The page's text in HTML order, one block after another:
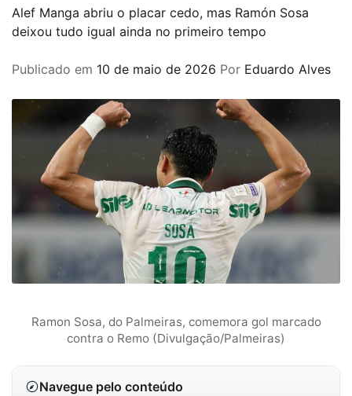
Alef Manga abriu o placar cedo, mas Ramón Sosa
deixou tudo igual ainda no primeiro tempo
Publicado em 10 de maio de 2026 Por Eduardo Alves
Ramon Sosa, do Palmeiras, comemora gol marcado
contra o Remo (Divulgação/Palmeiras)
Navegue pelo conteúdo